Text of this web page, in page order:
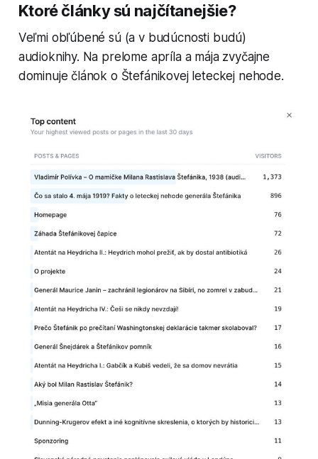
Ktoré články sú najčítanejšie?
Veľmi obľúbené sú (a v budúcnosti budú)
audioknihy. Na prelome apríla a mája zvyčajne
dominuje článok o Štefánikovej leteckej nehode.